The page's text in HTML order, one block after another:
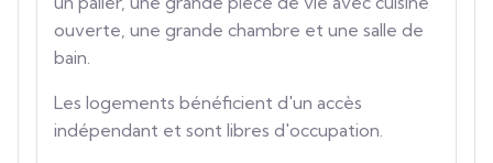
ouverte, une grande chambre et une salle de
bain.
Les logements bénéficient d'un accès
indépendant et sont libres d'occupation.